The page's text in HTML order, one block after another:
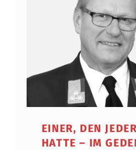
EINER, DEN
HATTE – IM